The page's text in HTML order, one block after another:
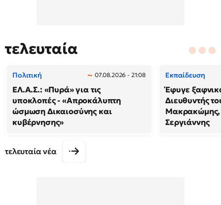
τελευταία
Πολιτική 07.08.2026 - 21:08
ΕΛ.Α.Σ.: «Πυρά» για τις
υποκλοπές - «Απροκάλυπτη
ώσμωση Δικαιοσύνης και
κυβέρνησης»
Εκπαίδευση
Έφυγε
Διευθυντής
Μακρακώμης,
Σεργιάννης
τελευταία νέα